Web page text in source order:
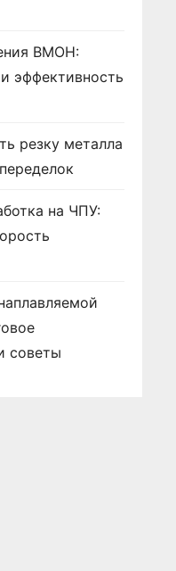
ВМОН:
эффективность
резку металла
на ЧПУ:
советы